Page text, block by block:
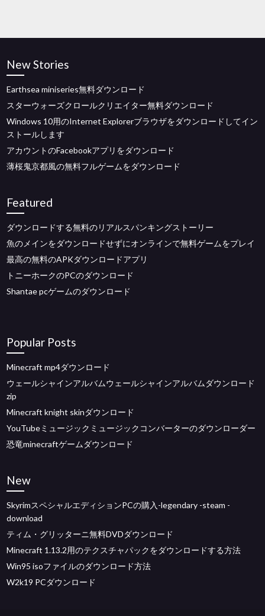
New Stories
Earthsea miniseries無料ダウンロード
スターウォーズクロールクリエイター無料ダウンロード
Windows 10用のInternet Explorerブラウザをダウンロードしてイン
ストールします
アカウントのFacebookアプリをダウンロード
薄桜鬼京都風の無料フルゲームをダウンロード
Featured
ダウンロードする無料のリアルスパンキングストーリー
魚のメインをダウンロードせずにオンラインで無料ゲームをプレイ
最高の無料のAPKダウンロードアプリ
トニーホークのPCのダウンロード
Shantae pcゲームのダウンロード
Popular Posts
Minecraft mp4ダウンロード
ウェールシャインアルバムウェールシャインアルバムダウンロード
zip
Minecraft knight skinダウンロード
YouTubeミュージックミュージックコンバーターのダウンローダー
恐竜minecraftゲームダウンロード
New
SkyrimスペシャルエディションPCの購入-legendary -steam -
download
ティム・グリッターニ無料DVDダウンロード
Minecraft 1.13.2用のテクスチャパックをダウンロードする方法
Win95 isoファイルのダウンロード方法
W2k19 PCダウンロード